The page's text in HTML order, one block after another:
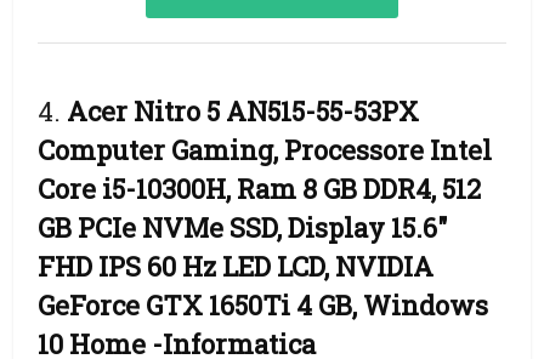
4. Acer Nitro 5 AN515-55-53PX
Computer Gaming, Processore Intel
Core i5-10300H, Ram 8 GB DDR4, 512
GB PCIe NVMe SSD, Display 15.6″
FHD IPS 60 Hz LED LCD, NVIDIA
GeForce GTX 1650Ti 4 GB, Windows
10 Home -Informatica